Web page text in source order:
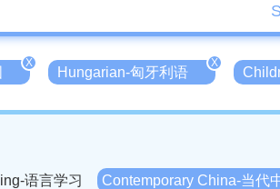
X
Hungarian-匈牙利语
X
语言学习 Contemporary China-当代